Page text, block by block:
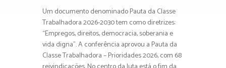
Um documento denominado Pauta da Classe
Trabalhadora 2026-2030 tem como diretrizes:
“Empregos, direitos, democracia, soberania e
vida digna”. A conferência aprovou a Pauta da
Classe Trabalhadora – Prioridades 2026, com 68